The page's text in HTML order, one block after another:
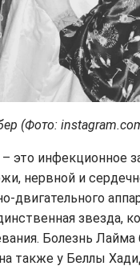
(Фото:
это инфекционное
нервной и
двигательного
звезда,
Болезнь Лайма
также у Беллы